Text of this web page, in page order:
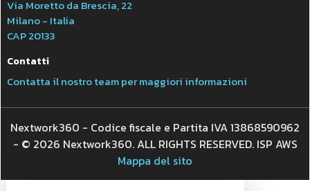
Via Moretto da Brescia, 22
Milano - Italia
CAP 20133
Contatti
Contatta il nostro team per maggiori informazioni
Nextwork360 - Codice fiscale e Partita IVA 13868590962
- © 2026 Nextwork360. ALL RIGHTS RESERVED. ISP AWS
Mappa del sito